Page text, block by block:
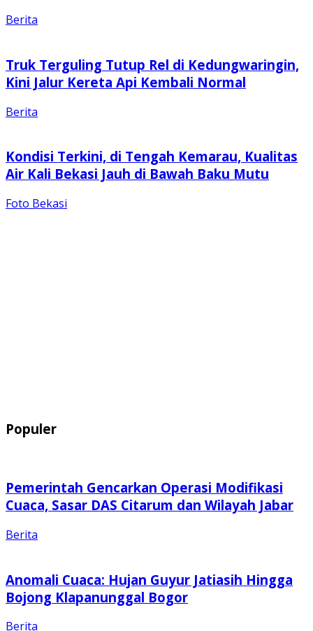
Berita
Truk Terguling Tutup Rel di Kedungwaringin,
Kini Jalur Kereta Api Kembali Normal
Berita
Kondisi Terkini, di Tengah Kemarau, Kualitas
Air Kali Bekasi Jauh di Bawah Baku Mutu
Foto Bekasi
Populer
Pemerintah Gencarkan Operasi Modifikasi
Cuaca, Sasar DAS Citarum dan Wilayah Jabar
Berita
Anomali Cuaca: Hujan Guyur Jatiasih Hingga
Bojong Klapanunggal Bogor
Berita